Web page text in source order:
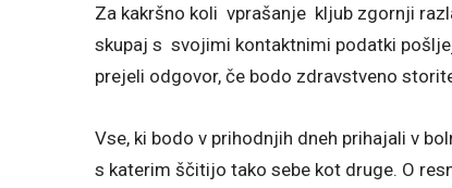
Za kakršno koli vprašanje kljub zgornji
skupaj s svojimi kontaktnimi podatki
prejeli odgovor, če bodo zdravstveno
Vse, ki bodo v prihodnjih dneh prihajali v
s katerim ščitijo tako sebe kot druge. O